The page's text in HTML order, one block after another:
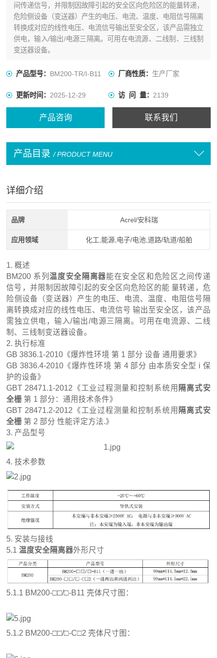
间传递信号，并限制因故障引起的安全区向危险区的能量转递，
危险侧设备（变送器）产生的电压、电流、温度、电阻信号隔离
转换成对应的线性电压、电流信号输出至安全区，该产品需独立
供电，输入/输出/电源三隔离。可用在电流源、二线制、三线制
变送器设备。
产品型号： BM200-TR/I-B11 厂商性质： 生产厂家
更新时间：2025-12-29 访 问 量： 2139
产品咨询 联系我们
产品目录 / PRODUCT MENU
详细介绍
品牌 Acrel/安科瑞
应用领域 化工,能源,电子/电池,道路/轨道/船舶
1. 概述
BM200 系列温度安全隔离器能在安全区和危险区之间传递
信号，并限制因故障引起的安全区向危险区的能 量转递，危
险侧设备（变送器）产生的电压、电流、温度、电阻信号隔
离转换成对应的线性电压、电流信号 输出至安全区，该产品
需独立供电，输入/输出/电源三隔离。可用在电流源、二线
制、三线制变送器设备。
2. 执行标准
GB 3836.1-2010《爆炸性环境 第 1 部分 设备 通用要求》
GB 3836.4-2010《爆炸性环境 第 4 部分 由本质安全型 i 保
护的设备》
GBT 28471.1-2012《工业过程测量和控制系统用 隔离式安
全栅 第 1 部分：通用技术条件》
GBT 28471.2-2012《工业过程测量和控制系统用 隔离式安
全栅 第 2 部分 性能评定方法.》
3. 产品型号
4. 技术参数
5. 安装与接线
5.1温度安全隔离器外形尺寸
5.1.1 BM200-□□/□-B11 壳体尺寸图：
5.1.2 BM200-□□/□-C□2 壳体尺寸图：